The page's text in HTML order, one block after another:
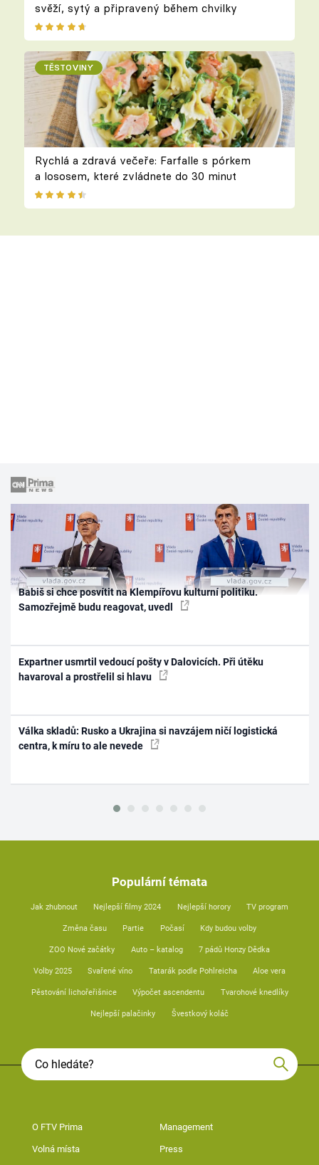
svěží, sytý a připravený během chvilky
TĚSTOVINY
Rychlá a zdravá večeře: Farfalle s pórkem
a lososem, které zvládnete do 30 minut
Babiš si chce posvítit na Klempířovu kulturní politiku.
Samozřejmě budu reagovat, uvedl
Expartner usmrtil vedoucí pošty v Dalovicích. Při útěku
havaroval a prostřelil si hlavu
Válka skladů: Rusko a Ukrajina si navzájem ničí logistická
centra, k míru to ale nevede
Populární témata
Jak zhubnout Nejlepší filmy 2024 Nejlepší horory TV program
Změna času Partie Počasí Kdy budou volby
ZOO Nové začátky Auto – katalog 7 pádů Honzy Dědka
Volby 2025 Svařené víno Tatarák podle Pohlreicha Aloe vera
Pěstování lichořeřišnice Výpočet ascendentu Tvarohové knedlíky
Nejlepší palačinky Švestkový koláč
O FTV Prima Management
Volná místa Press